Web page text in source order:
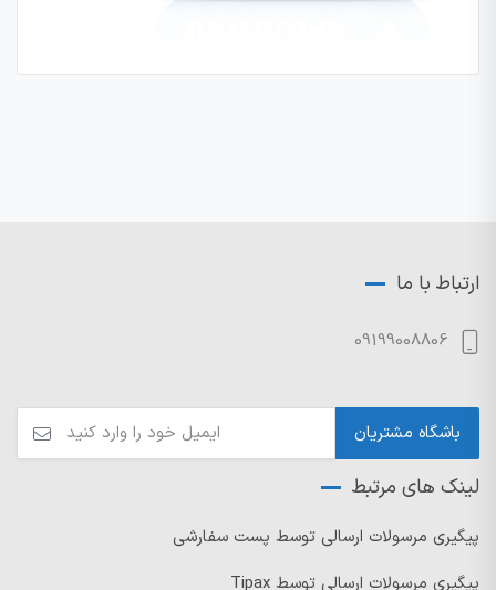
ارتباط با ما
09199008806
لینک های مرتبط
پیگیری مرسولات ارسالی توسط پست سفارشی
پیگیری مرسولات ارسالی توسط Tipax